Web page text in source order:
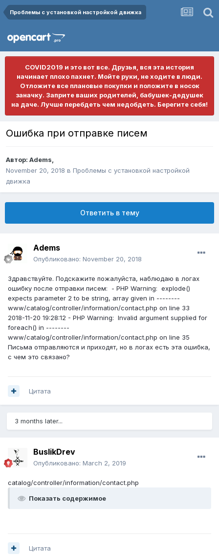
Проблемы с установкой настройкой движка
COVID2019 и это вот все. Друзья, вся эта история
начинает плохо пахнет. Мойте руки, не ходите в люди.
Отложите все плановые покупки и положите в носок
заначку. Заприте ваших родителей, бабушек-дедушек
на даче. Лучше перебдеть чем недобдеть. Берегите себя!
Ошибка при отправке писем
Автор: Adems,
November 20, 2018 в Проблемы с установкой настройкой
движка
Ответить в тему
Adems
Опубликовано: November 20, 2018
Здравствуйте. Подскажите пожалуйста, наблюдаю в логах
ошибку после отправки писем: - PHP Warning: explode()
expects parameter 2 to be string, array given in --------
www/catalog/controller/information/contact.php on line 33
2018-11-20 19:28:12 - PHP Warning: Invalid argument supplied for
foreach() in --------
www/catalog/controller/information/contact.php on line 35
Письма отправляются и приходят, но в логах есть эта ошибка,
с чем это связано?
Цитата
3 months later...
BuslikDrev
Опубликовано: March 2, 2019
catalog/controller/information/contact.php
Показать содержимое
Цитата